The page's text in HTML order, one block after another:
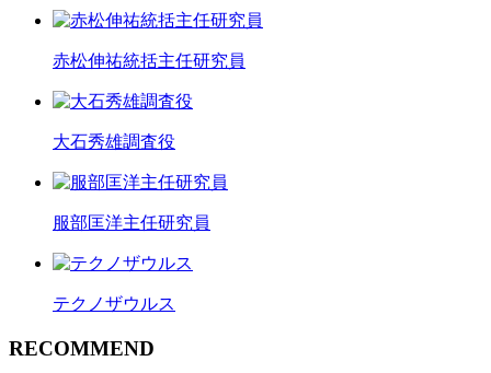
赤松伸祐統括主任研究員
大石秀雄調査役
服部匡洋主任研究員
テクノザウルス
RECOMMEND